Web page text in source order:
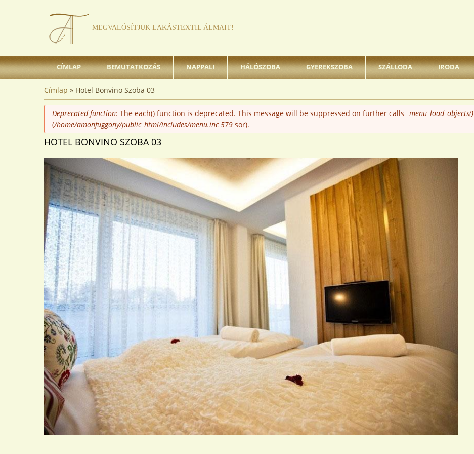
MEGVALÓSÍTJUK LAKÁSTEXTIL ÁLMAIT!
CÍMLAP BEMUTATKOZÁS NAPPALI HÁLÓSZOBA GYEREKSZOBA SZÁLLODA IRODA
JELENLEGI HELY
Címlap » Hotel Bonvino Szoba 03
HIBAÜZENET
Deprecated function: The each() function is deprecated. This message will be suppressed on further calls _menu_load_objects()
(/home/amonfuggony/public_html/includes/menu.inc 579 sor).
HOTEL BONVINO SZOBA 03